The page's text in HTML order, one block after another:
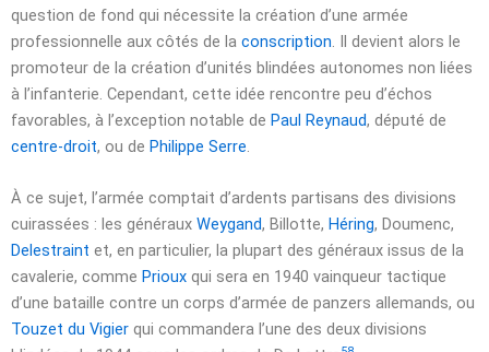
question de fond qui nécessite la création d’une armée
professionnelle aux côtés de la conscription. Il devient alors le
promoteur de la création d’unités blindées autonomes non liées
à l’infanterie. Cependant, cette idée rencontre peu d’échos
favorables, à l’exception notable de Paul Reynaud, député de
centre-droit, ou de Philippe Serre.
À ce sujet, l’armée comptait d’ardents partisans des divisions
cuirassées : les généraux Weygand, Billotte, Héring, Doumenc,
Delestraint et, en particulier, la plupart des généraux issus de la
cavalerie, comme Prioux qui sera en 1940 vainqueur tactique
d’une bataille contre un corps d’armée de panzers allemands, ou
Touzet du Vigier qui commandera l’une des deux divisions